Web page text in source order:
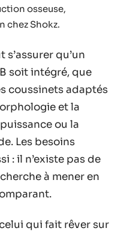
osseuse,
chez Shokz.
qu’un
soit intégré, que
coussinets adaptés
et la
ou la
Les besoins
: il n’existe pas de
à mener en
qui fait rêver sur